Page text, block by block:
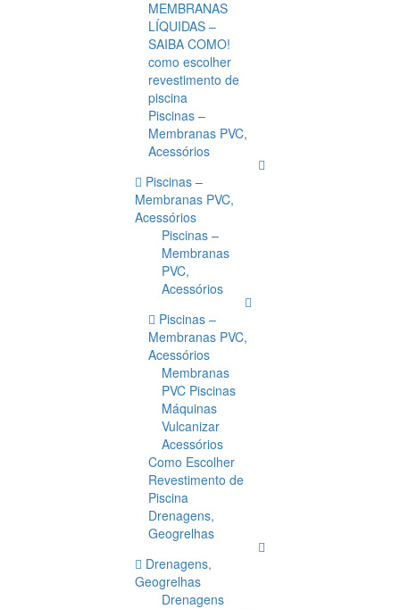
MEMBRANAS
LÍQUIDAS –
SAIBA COMO!
como escolher
revestimento de
piscina
Piscinas –
Membranas PVC,
Acessórios
Piscinas –
Membranas PVC,
Acessórios
Piscinas –
Membranas
PVC,
Acessórios
Piscinas –
Membranas PVC,
Acessórios
Membranas
PVC Piscinas
Máquinas
Vulcanizar
Acessórios
Como Escolher
Revestimento de
Piscina
Drenagens,
Geogrelhas
Drenagens,
Geogrelhas
Drenagens